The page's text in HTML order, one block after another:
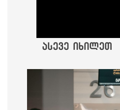
ასევე იხილეთ